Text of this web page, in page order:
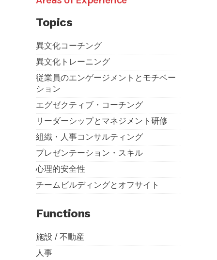
Topics
異文化コーチング
異文化トレーニング
従業員のエンゲージメントとモチベー
ション
エグゼクティブ・コーチング
リーダーシップとマネジメント研修
組織・人事コンサルティング
プレゼンテーション・スキル
心理的安全性
チームビルディングとオフサイト
Functions
施設 / 不動産
人事